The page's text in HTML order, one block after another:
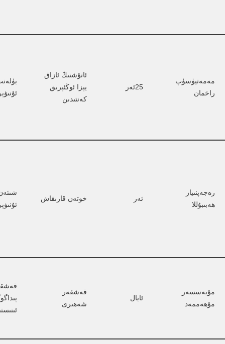
مەمەتيۈسۈپ
راخمان
25ئەر
ئاتۇشنىڭ ئازاق
يېزا ئوڭئېرىق
كەنتىدىن
رەجەپنىياز
ھەبىبۇللا
ئەر خوتەن قارىقاش
مۇيەسسەر
مۇھەممەد
ئايال
قەشقەر
شەھىرى